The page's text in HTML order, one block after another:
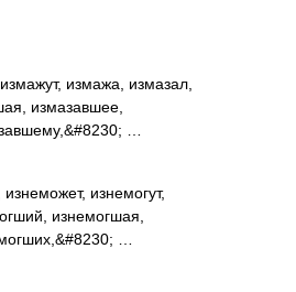
измажа, измазал,
измазавшее,
…
изнемогут,
изнемогшая,
…